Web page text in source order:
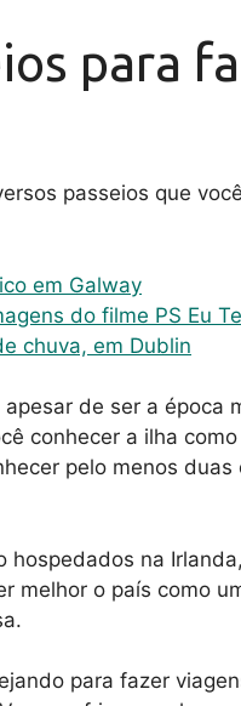
para
passeios que
em Galway
do filme PS Eu
chuva, em Dublin
de ser a época
conhecer a ilha
pelo menos
hospedados na
melhor o país como
para fazer